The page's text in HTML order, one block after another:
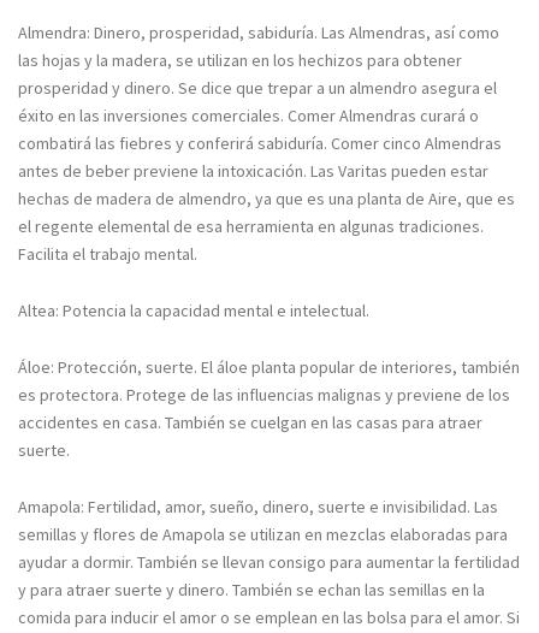
Almendra: Dinero, prosperidad, sabiduría. Las Almendras, así como
las hojas y la madera, se utilizan en los hechizos para obtener
prosperidad y dinero. Se dice que trepar a un almendro asegura el
éxito en las inversiones comerciales. Comer Almendras curará o
combatirá las fiebres y conferirá sabiduría. Comer cinco Almendras
antes de beber previene la intoxicación. Las Varitas pueden estar
hechas de madera de almendro, ya que es una planta de Aire, que es
el regente elemental de esa herramienta en algunas tradiciones.
Facilita el trabajo mental.
Altea: Potencia la capacidad mental e intelectual.
Áloe: Protección, suerte. El áloe planta popular de interiores, también
es protectora. Protege de las influencias malignas y previene de los
accidentes en casa. También se cuelgan en las casas para atraer
suerte.
Amapola: Fertilidad, amor, sueño, dinero, suerte e invisibilidad. Las
semillas y flores de Amapola se utilizan en mezclas elaboradas para
ayudar a dormir. También se llevan consigo para aumentar la fertilidad
y para atraer suerte y dinero. También se echan las semillas en la
comida para inducir el amor o se emplean en las bolsa para el amor. Si